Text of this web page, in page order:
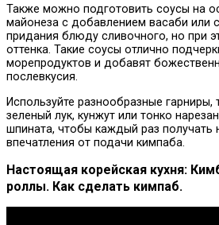
Также можно подготовить соусы на
майонеза с добавлением васаби или
придания блюду сливочного, но при
оттенка. Такие соусы отлично
морепродуктов и добавят
послевкусия.
Используйте разнообразные гарниры,
зеленый лук, кунжут или тонко
шпината, чтобы каждый раз получать
впечатления от подачи кимпаба.
Настоящая корейская кухня:
роллы. Как сделать кимпаб.